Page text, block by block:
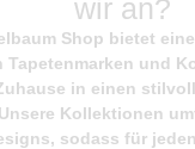
wir an?
Shop bietet
Tapetenmarken und
in einen
Kollektionen
sodass für